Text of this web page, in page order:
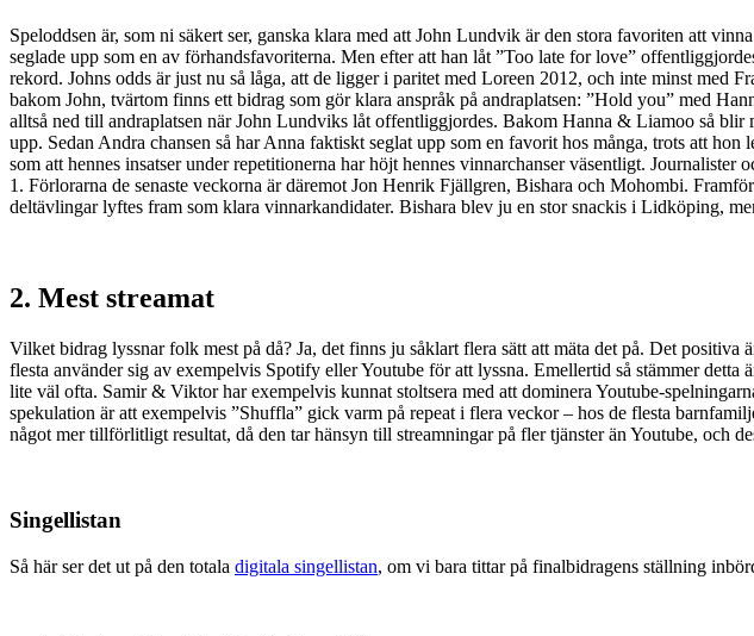
Speloddsen är, som ni säkert ser, ganska klara med att John Lundvik är den stora favoriten att
seglade upp som en av förhandsfavoriterna. Men efter att han låt ”Too late for love”
rekord. Johns odds är just nu så låga, att de ligger i paritet med Loreen 2012, och inte minst med
bakom John, tvärtom finns ett bidrag som gör klara anspråk på andraplatsen: ”Hold you” med
alltså ned till andraplatsen när John Lundviks låt offentliggjordes. Bakom Hanna & Liamoo så
upp. Sedan Andra chansen så har Anna faktiskt seglat upp som en favorit hos många, trots att
som att hennes insatser under repetitionerna har höjt hennes vinnarchanser väsentligt.
1. Förlorarna de senaste veckorna är däremot Jon Henrik Fjällgren, Bishara och Mohombi.
deltävlingar lyftes fram som klara vinnarkandidater. Bishara blev ju en stor snackis i Lidköping,
2. Mest streamat
Vilket bidrag lyssnar folk mest på då? Ja, det finns ju såklart flera sätt att mäta det på. Det
flesta använder sig av exempelvis Spotify eller Youtube för att lyssna. Emellertid så stämmer
lite väl ofta. Samir & Viktor har exempelvis kunnat stoltsera med att dominera Youtube-
spekulation är att exempelvis ”Shuffla” gick varm på repeat i flera veckor – hos de flesta
något mer tillförlitligt resultat, då den tar hänsyn till streamningar på fler tjänster än Youtube, och
Singellistan
Så här ser det ut på den totala digitala singellistan, om vi bara tittar på finalbidragens ställning